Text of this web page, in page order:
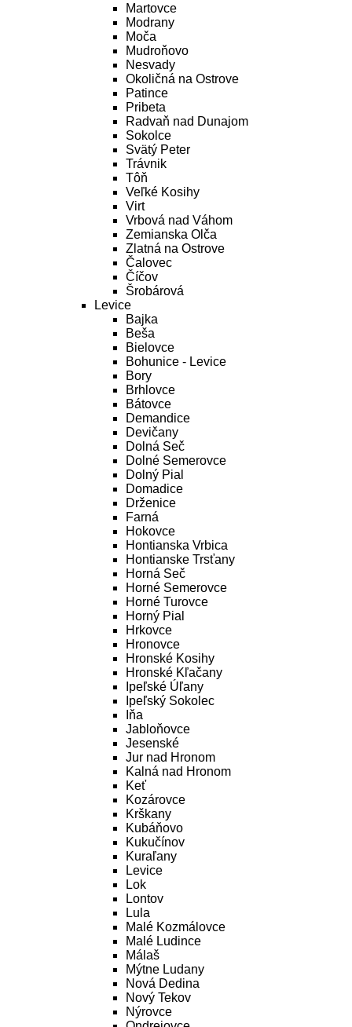
Martovce
Modrany
Moča
Mudroňovo
Nesvady
Okoličná na Ostrove
Patince
Pribeta
Radvaň nad Dunajom
Sokolce
Svätý Peter
Trávnik
Tôň
Veľké Kosihy
Virt
Vrbová nad Váhom
Zemianska Olča
Zlatná na Ostrove
Čalovec
Číčov
Šrobárová
Levice
Bajka
Beša
Bielovce
Bohunice - Levice
Bory
Brhlovce
Bátovce
Demandice
Devičany
Dolná Seč
Dolné Semerovce
Dolný Pial
Domadice
Drženice
Farná
Hokovce
Hontianska Vrbica
Hontianske Trsťany
Horná Seč
Horné Semerovce
Horné Turovce
Horný Pial
Hrkovce
Hronovce
Hronské Kosihy
Hronské Kľačany
Ipeľské Úľany
Ipeľský Sokolec
Iňa
Jabloňovce
Jesenské
Jur nad Hronom
Kalná nad Hronom
Keť
Kozárovce
Krškany
Kubáňovo
Kukučínov
Kuraľany
Levice
Lok
Lontov
Lula
Malé Kozmálovce
Malé Ludince
Málaš
Mýtne Ludany
Nová Dedina
Nový Tekov
Nýrovce